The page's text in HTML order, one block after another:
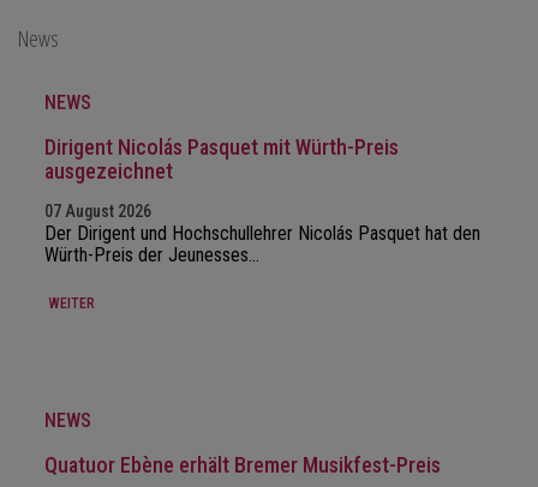
News
NEWS
Dirigent Nicolás Pasquet mit Würth-Preis
ausgezeichnet
07 August 2026
Der Dirigent und Hochschullehrer Nicolás Pasquet hat den
Würth-Preis der Jeunesses…
WEITER
NEWS
Quatuor Ebène erhält Bremer Musikfest-Preis